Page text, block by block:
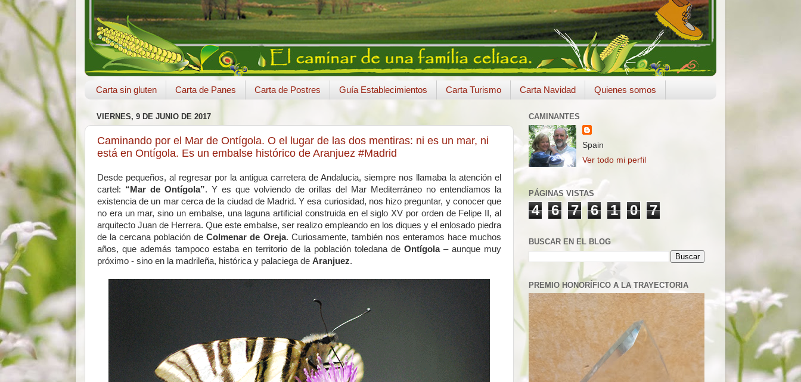
Carta sin gluten Carta de Panes Carta de Postres Guía Establecimientos Carta Turismo Carta Navidad Quienes somos
VIERNES, 9 DE JUNIO DE 2017
Caminando por el Mar de Ontígola. O el lugar de las dos mentiras: ni es un mar, ni
está en Ontígola. Es un embalse histórico de Aranjuez #Madrid
Desde pequeños, al regresar por la antigua carretera de Andalucia, siempre nos llamaba la atención el
cartel: “Mar de Ontígola”. Y es que volviendo de orillas del Mar Mediterráneo no entendíamos la
existencia de un mar cerca de la ciudad de Madrid. Y esa curiosidad, nos hizo preguntar, y conocer que
no era un mar, sino un embalse, una laguna artificial construida en el siglo XV por orden de Felipe II, al
arquitecto Juan de Herrera. Que este embalse, ser realizo empleando en los diques y el enlosado piedra
de la cercana población deColmenar de Oreja. Curiosamente, también nos enteramos hace muchos
años, que además tampoco estaba en territorio de la población toledana de Ontígola– aunque muy
próximo - sino en la madrileña, histórica y palaciega de Aranjuez.
CAMINANTES
Spain
Ver todo mi perfil
PÁGINAS VISTAS
4 6 7 6 1 0 7
BUSCAR EN EL BLOG
PREMIO HONORÍFICO A LA TRAYECTORIA